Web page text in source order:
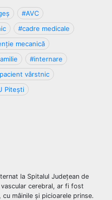
#AVC
#cadre medicale
mecanică
#internare
vârstnic
Pitești
la Spitalul Județean de
cerebral, ar fi fost
mâinile și picioarele prinse.